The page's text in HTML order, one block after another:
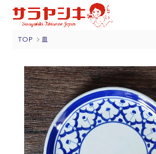
TOP 皿